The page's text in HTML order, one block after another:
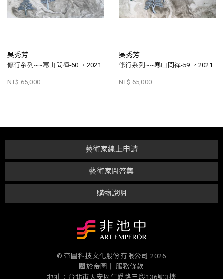
吳秀芳
修行系列~~寒山問禪-60 ，2021
NT$ 65,000
吳秀芳
修行系列~~寒山問禪-59 ，2021
NT$ 65,000
購物說明
藝術家問答集
藝術家線上申請
© 帝圖科技文化股份有限公司 2026
關於帝圖｜
服務條款
地址：台北市大安區仁愛路三段136號3樓